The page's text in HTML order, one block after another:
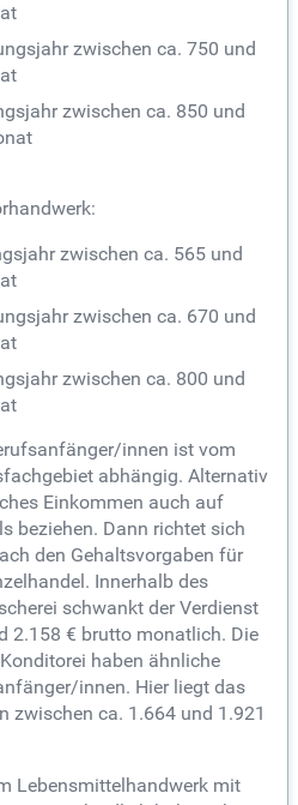
zwischen ca. 750 und
zwischen ca. 850 und
zwischen ca. 565 und
zwischen ca. 670 und
zwischen ca. 800 und
innen ist vom
abhängig. Alternativ
Einkommen auch auf
beziehen. Dann richtet sich
den Gehaltsvorgaben für
Innerhalb des
schwankt der Verdienst
2.158 € brutto monatlich. Die
haben ähnliche
innen. Hier liegt das
zwischen ca. 1.664 und 1.921
Lebensmittelhandwerk mit